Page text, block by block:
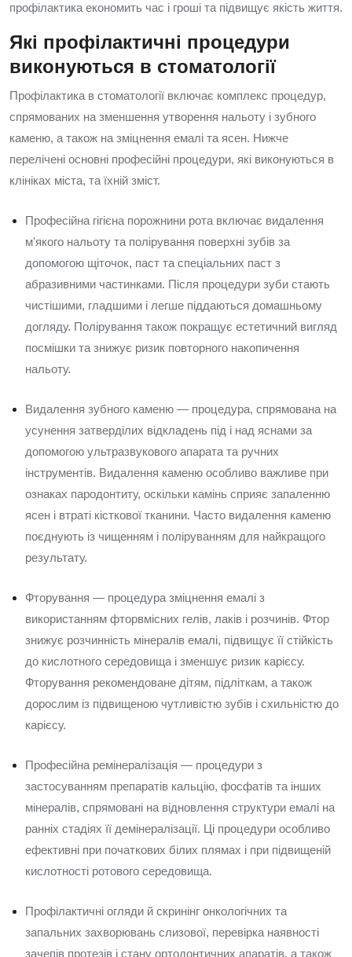
профілактика економить час і гроші та підвищує якість життя.
Які профілактичні процедури
виконуються в стоматології
Профілактика в стоматології включає комплекс процедур,
спрямованих на зменшення утворення нальоту і зубного
каменю, а також на зміцнення емалі та ясен. Нижче
перелічені основні професійні процедури, які виконуються в
клініках міста, та їхній зміст.
Професійна гігієна порожнини рота включає видалення
м'якого нальоту та полірування поверхні зубів за
допомогою щіточок, паст та спеціальних паст з
абразивними частинками. Після процедури зуби стають
чистішими, гладшими і легше піддаються домашньому
догляду. Полірування також покращує естетичний вигляд
посмішки та знижує ризик повторного накопичення
нальоту.
Видалення зубного каменю — процедура, спрямована на
усунення затверділих відкладень під і над яснами за
допомогою ультразвукового апарата та ручних
інструментів. Видалення каменю особливо важливе при
ознаках пародонтиту, оскільки камінь сприяє запаленню
ясен і втраті кісткової тканини. Часто видалення каменю
поєднують із чищенням і поліруванням для найкращого
результату.
Фторування — процедура зміцнення емалі з
використанням фторвмісних гелів, лаків і розчинів. Фтор
знижує розчинність мінералів емалі, підвищує її стійкість
до кислотного середовища і зменшує ризик карієсу.
Фторування рекомендоване дітям, підліткам, а також
дорослим із підвищеною чутливістю зубів і схильністю до
карієсу.
Професійна ремінералізація — процедури з
застосуванням препаратів кальцію, фосфатів та інших
мінералів, спрямовані на відновлення структури емалі на
ранніх стадіях її демінералізації. Ці процедури особливо
ефективні при початкових білих плямах і при підвищеній
кислотності ротового середовища.
Профілактичні огляди й скринінг онкологічних та
запальних захворювань слизової, перевірка наявності
зачепів протезів і стану ортодонтичних апаратів, а також